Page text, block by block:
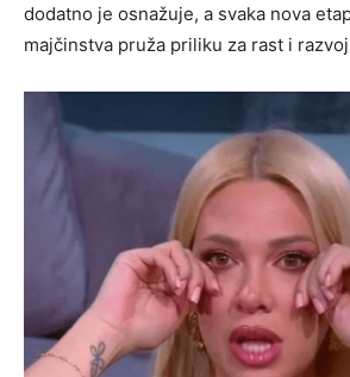
dodatno je osnažuje, a svaka nova
majčinstva pruža priliku za rast i